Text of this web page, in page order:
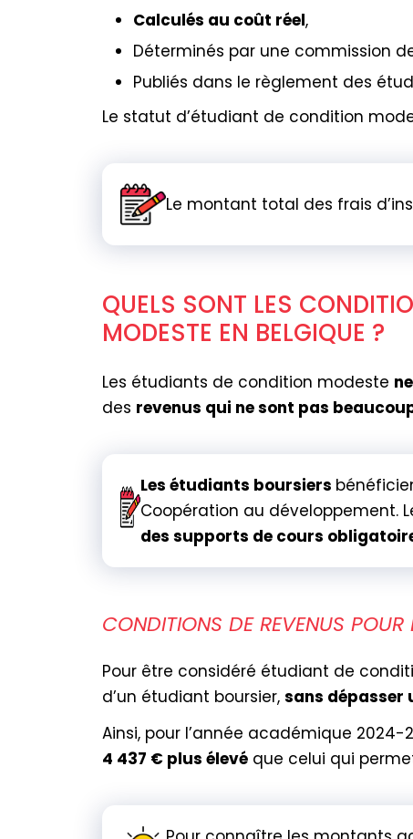
Calculés au coût réel,
Déterminés par une commission
Publiés dans le règlement des
Le statut d’étudiant de condition
Le montant total des frais
QUELS SONT LES
MODESTE EN BELGIQUE ?
Les étudiants de condition modeste
des revenus qui ne sont pas
Les étudiants boursiers
Coopération au développement.
des supports de cours
CONDITIONS DE REVENUS
Pour être considéré étudiant de
d’un étudiant boursier, sans dépasser
Ainsi, pour l’année académique
4 437 € plus élevé que celui qui